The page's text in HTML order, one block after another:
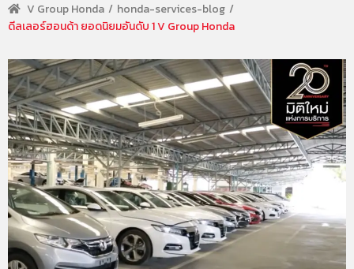
V Group Honda
honda-services-blog
ดีลเลอร์ฮอนด้า ยอดนิยมอันดับ 1 V Group Honda